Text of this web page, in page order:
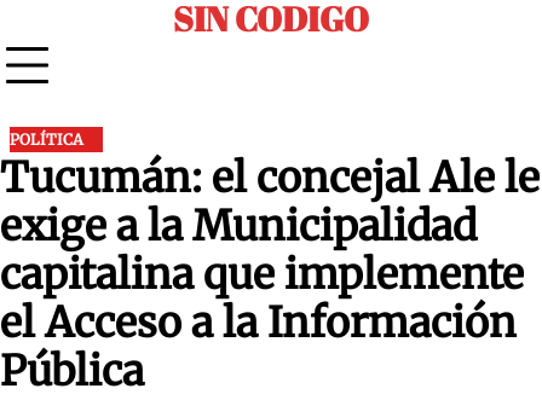
to
content
SIN CODIGO
POLÍTICA
Tucumán: el concejal Ale le
exige a la Municipalidad
capitalina que implemente
el Acceso a la Información
Pública